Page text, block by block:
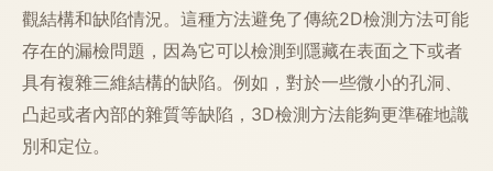
觀結構和缺陷情況。這種方法避免了傳統2D檢測方法可能
存在的漏檢問題，因為它可以檢測到隱藏在表面之下或者
具有複雜三維結構的缺陷。例如，對於一些微小的孔洞、
凸起或者內部的雜質等缺陷，3D檢測方法能夠更準確地識
別和定位。